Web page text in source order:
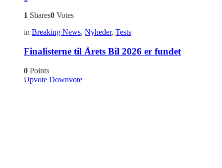
1 Shares0 Votes
in Breaking News, Nyheder, Tests
Finalisterne til Årets Bil 2026 er fundet
0 Points
Upvote Downvote